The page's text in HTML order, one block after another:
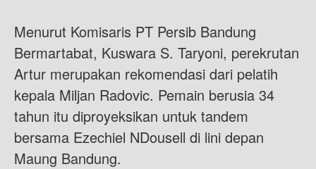
Menurut Komisaris PT Persib Bandung
Bermartabat, Kuswara S. Taryoni, perekrutan
Artur merupakan rekomendasi dari pelatih
kepala Miljan Radovic. Pemain berusia 34
tahun itu diproyeksikan untuk tandem
bersama Ezechiel NDousell di lini depan
Maung Bandung.